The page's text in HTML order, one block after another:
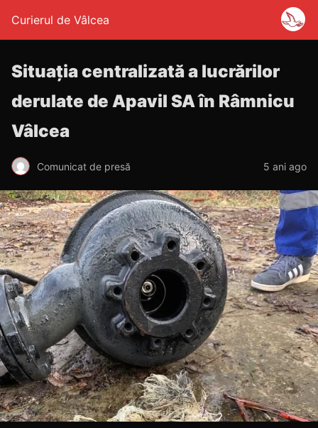
Curierul de Vâlcea
Situaţia centralizată a lucrărilor
derulate de Apavil SA în Râmnicu
Vâlcea
Comunicat de presă 5 ani ago